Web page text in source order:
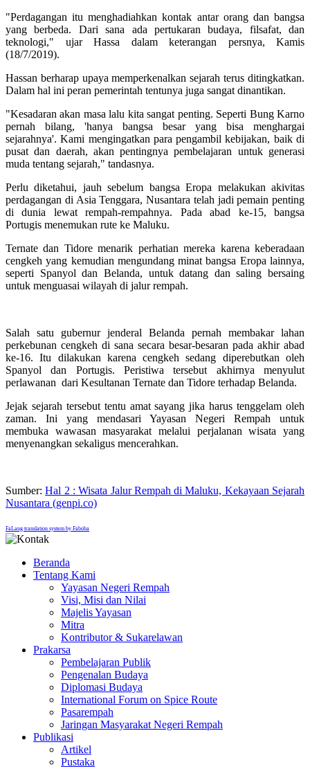
"Perdagangan itu menghadiahkan kontak antar orang dan bangsa
yang berbeda. Dari sana ada pertukaran budaya, filsafat, dan
teknologi," ujar Hassa dalam keterangan persnya, Kamis
(18/7/2019).
Hassan berharap upaya memperkenalkan sejarah terus ditingkatkan.
Dalam hal ini peran pemerintah tentunya juga sangat dinantikan.
"Kesadaran akan masa lalu kita sangat penting. Seperti Bung Karno
pernah bilang, 'hanya bangsa besar yang bisa menghargai
sejarahnya'. Kami mengingatkan para pengambil kebijakan, baik di
pusat dan daerah, akan pentingnya pembelajaran untuk generasi
muda tentang sejarah," tandasnya.
Perlu diketahui, jauh sebelum bangsa Eropa melakukan akivitas
perdagangan di Asia Tenggara, Nusantara telah jadi pemain penting
di dunia lewat rempah-rempahnya. Pada abad ke-15, bangsa
Portugis menemukan rute ke Maluku.
Ternate dan Tidore menarik perhatian mereka karena keberadaan
cengkeh yang kemudian mengundang minat bangsa Eropa lainnya,
seperti Spanyol dan Belanda, untuk datang dan saling bersaing
untuk menguasai wilayah di jalur rempah.
Salah satu gubernur jenderal Belanda pernah membakar lahan
perkebunan cengkeh di sana secara besar-besaran pada akhir abad
ke-16. Itu dilakukan karena cengkeh sedang diperebutkan oleh
Spanyol dan Portugis. Peristiwa tersebut akhirnya menyulut
perlawanan dari Kesultanan Ternate dan Tidore terhadap Belanda.
Jejak sejarah tersebut tentu amat sayang jika harus tenggelam oleh
zaman. Ini yang mendasari Yayasan Negeri Rempah untuk
membuka wawasan masyarakat melalui perjalanan wisata yang
menyenangkan sekaligus mencerahkan.
Sumber:Hal 2 : Wisata Jalur Rempah di Maluku, Kekayaan Sejarah
Nusantara (genpi.co)
FaLang translation system by Faboba
Beranda
Tentang Kami
Yayasan Negeri Rempah
Visi, Misi dan Nilai
Majelis Yayasan
Mitra
Kontributor & Sukarelawan
Prakarsa
Pembelajaran Publik
Pengenalan Budaya
Diplomasi Budaya
International Forum on Spice Route
Pasarempah
Jaringan Masyarakat Negeri Rempah
Publikasi
Artikel
Pustaka